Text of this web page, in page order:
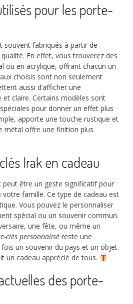
pour les porte-
souvent fabriqués à partir de
En effet, vous trouverez des
ou en acrylique, offrant chacun un
choisis sont non seulement
aussi d’afficher une
claire. Certains modèles sont
pour donner un effet plus
apporte une touche rustique et
métal offre une finition plus
Irak en cadeau
peut être un geste significatif pour
famille. Ce type de cadeau est
Vous pouvez le personnaliser
spécial ou un souvenir commun.
une fête, ou même un
clés personnalisé reste une
un souvenir du pays et un objet
un cadeau apprécié de tous.
des porte-